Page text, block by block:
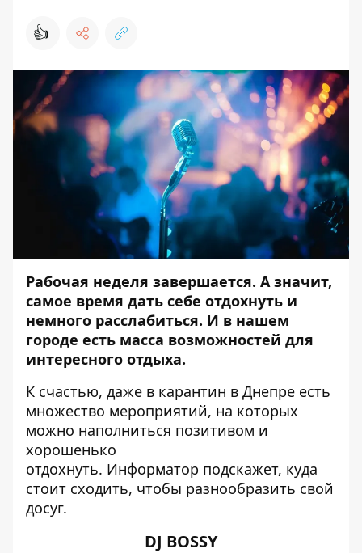
👍
Рабочая неделя завершается. А значит,
самое время дать себе отдохнуть и
немного расслабиться. И в нашем
городе есть масса возможностей для
интересного отдыха.
К счастью, даже в карантин в Днепре есть
множество мероприятий, на которых
можно наполниться позитивом и
хорошенько
отдохнуть. Информатор подскажет, куда
стоит сходить, чтобы разнообразить свой
досуг.
DJ BOSSY